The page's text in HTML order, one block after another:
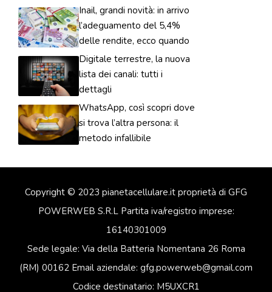
Inail, grandi novità: in arrivo
l’adeguamento del 5,4%
delle rendite, ecco quando
Digitale terrestre, la nuova
lista dei canali: tutti i
dettagli
WhatsApp, così scopri dove
si trova l’altra persona: il
metodo infallibile
Copyright © 2023 pianetacellulare.it proprietà di GFG
POWERWEB S.R.L Partita iva/registro imprese:
16140301009
Sede legale: Via della Batteria Nomentana 26 Roma
(RM) 00162 Email aziendale: gfg.powerweb@gmail.com
Codice destinatario: M5UXCR1